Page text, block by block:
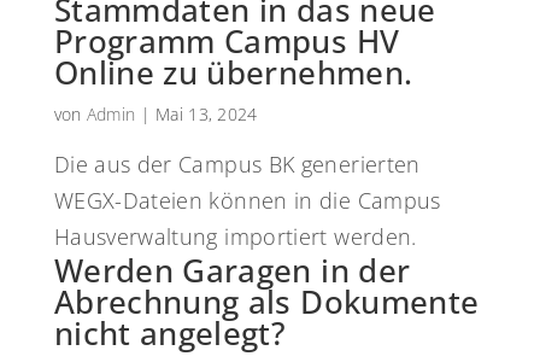
Stammdaten in das neue
Programm Campus HV
Online zu übernehmen.
von Admin | Mai 13, 2024
Die aus der Campus BK generierten
WEGX-Dateien können in die Campus
Hausverwaltung importiert werden.
Werden Garagen in der
Abrechnung als Dokumente
nicht angelegt?